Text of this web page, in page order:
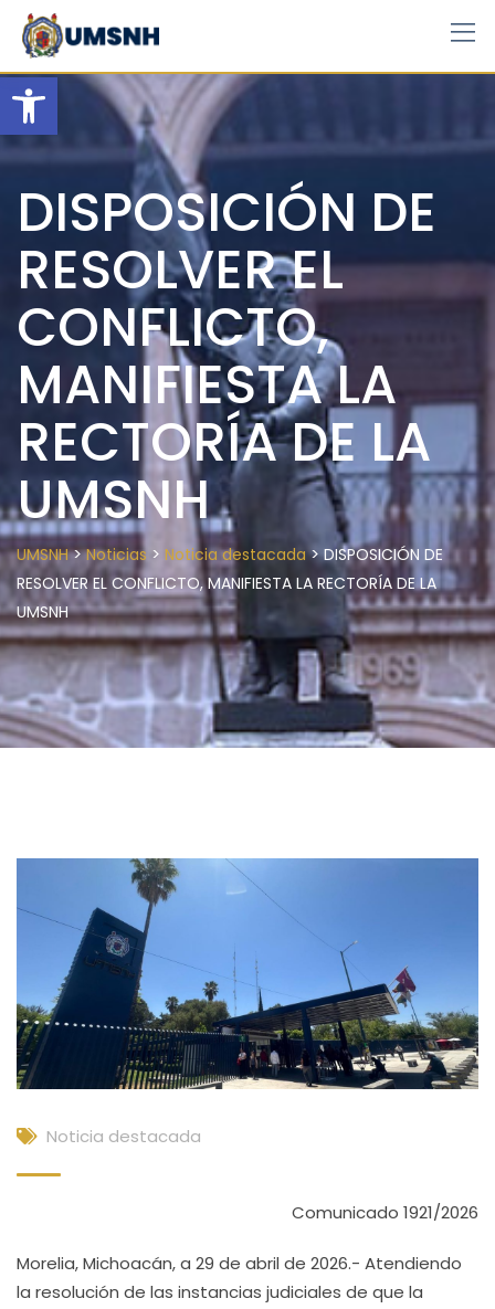
Open toolbar
Skip
content
DISPOSICIÓN DE
RESOLVER EL
CONFLICTO,
MANIFIESTA LA
RECTORÍA DE LA
UMSNH
UMSNH>Noticias > Noticia destacada>DISPOSICIÓN DE
RESOLVER EL CONFLICTO, MANIFIESTA LA RECTORÍA DE LA
UMSNH
Noticia destacada
Comunicado 1921/2026
Morelia, Michoacán, a 29 de abril de 2026.- Atendiendo
la resolución de las instancias judiciales de que la